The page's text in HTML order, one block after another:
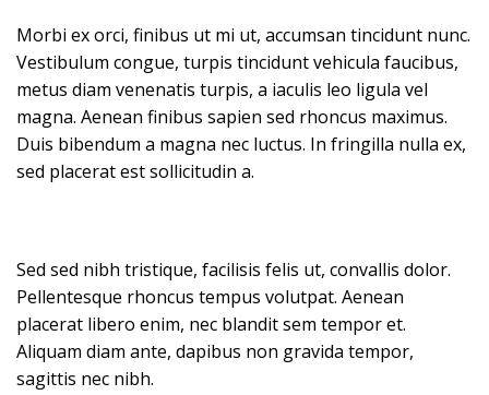
Morbi ex orci, finibus ut mi ut, accumsan tincidunt nunc.
Vestibulum congue, turpis tincidunt vehicula faucibus,
metus diam venenatis turpis, a iaculis leo ligula vel
magna. Aenean finibus sapien sed rhoncus maximus.
Duis bibendum a magna nec luctus. In fringilla nulla ex,
sed placerat est sollicitudin a.
Sed sed nibh tristique, facilisis felis ut, convallis dolor.
Pellentesque rhoncus tempus volutpat. Aenean
placerat libero enim, nec blandit sem tempor et.
Aliquam diam ante, dapibus non gravida tempor,
sagittis nec nibh.